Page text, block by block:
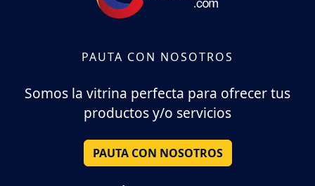
PAUTA CON NOSOTROS
Somos la vitrina perfecta para ofrecer tus
productos y/o servicios
PAUTA CON NOSOTROS